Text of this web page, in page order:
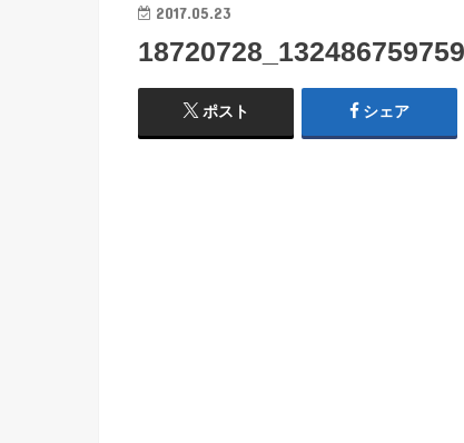
2017.05.23
ポスト シェア